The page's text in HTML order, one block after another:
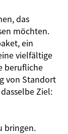
das
möchten.
ein
vielfältige
berufliche
von Standort
Ziel:
bringen.